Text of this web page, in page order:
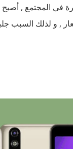
في المجتمع ,